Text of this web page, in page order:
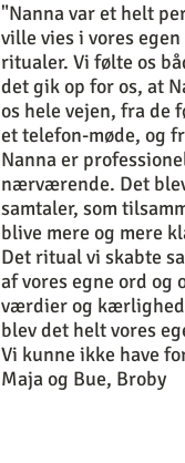
"Nanna var et helt
ville vies i vores
ritualer. Vi følte os
det gik op for os, at
os hele vejen, fra de
et telefon-møde, og
Nanna er
nærværende. Det
samtaler, som
blive mere og mere
Det ritual vi skabte
af vores egne ord og
værdier og
blev det helt vores
Vi kunne ikke have
Maja og Bue, Broby